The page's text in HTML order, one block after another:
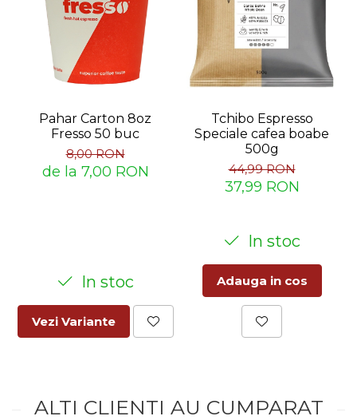
Pahar Carton 8oz
Fresso 50 buc
8,00 RON
de la 7,00 RON
In stoc
Vezi Variante
Tchibo Espresso
Speciale cafea boabe
500g
44,99 RON
37,99 RON
In stoc
Adauga in cos
ALTI CLIENTI AU CUMPARAT